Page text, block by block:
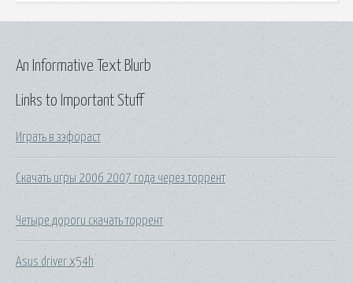
Links to Important Stuff
Играть в зэфораст
Скачать игры 2006 2007 года через торрент
Четыре дороги скачать торрент
Asus driver x54h
An Informative Text Blurb